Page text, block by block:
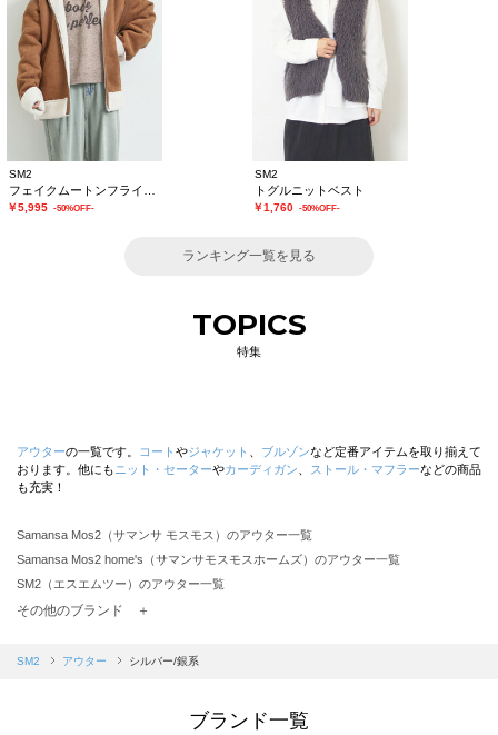
SM2
￥5,995 -50%OFF-
SM2
トグルニットベスト
￥1,760 -50%OFF-
ランキング一覧を見る
TOPICS
特集
アウターの一覧です。 コート やジャケット ブルゾンなど定番アイテムを取り揃えて
おります。他にも ニット・セーターやカーディガン ストール・マフラーなどの商品
も充実！
Samansa Mos2（サマンサ モスモス）のアウター一覧
Samansa Mos2 home's（サマンサモスモスホームズ）のアウター一覧
SM2（エスエムツー）のアウター一覧
TSUHARU by Samansa Mos2（ツハルバイサマンサモスモス）のアウター一覧
Samansa Mos2 blue（サマンサモスモス ブルー）のアウター一覧
sō4ū（ソウフォーユー）のアウター一覧
その他のブランド ＋
SM2 アウター シルバー/銀系
ブランド一覧